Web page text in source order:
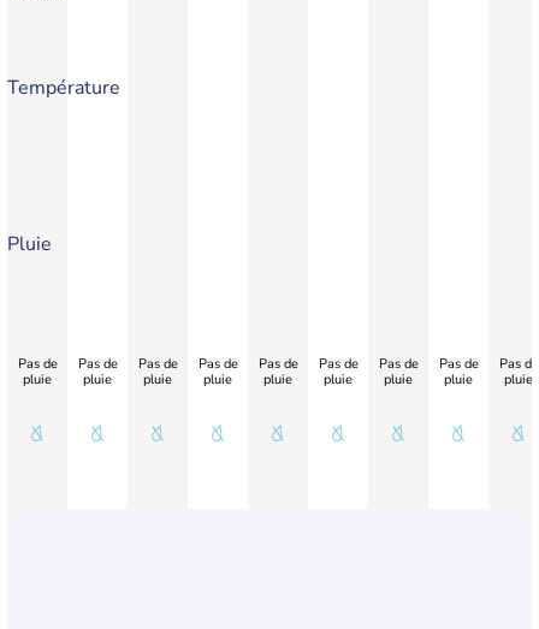
Température
Pluie
Pas de
pluie
Pas de
pluie
Pas de
pluie
Pas de
pluie
Pas de
pluie
Pas de
pluie
Pas de
pluie
Pas de
pluie
Pas de
pluie